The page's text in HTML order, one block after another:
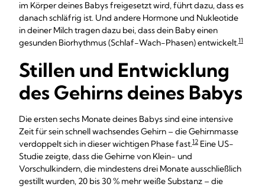
im Körper deines Babys freigesetzt wird, führt dazu, dass es
danach schläfrig ist. Und andere Hormone und Nukleotide
in deiner Milch tragen dazu bei, dass dein Baby einen
gesunden Biorhythmus (Schlaf-Wach-Phasen) entwickelt.11
Stillen und Entwicklung
des Gehirns deines Babys
Die ersten sechs Monate deines Babys sind eine intensive
Zeit für sein schnell wachsendes Gehirn – die Gehirnmasse
verdoppelt sich in dieser wichtigen Phase fast.12 Eine US-
Studie zeigte, dass die Gehirne von Klein- und
Vorschulkindern, die mindestens drei Monate ausschließlich
gestillt wurden, 20 bis 30 % mehr weiße Substanz – die